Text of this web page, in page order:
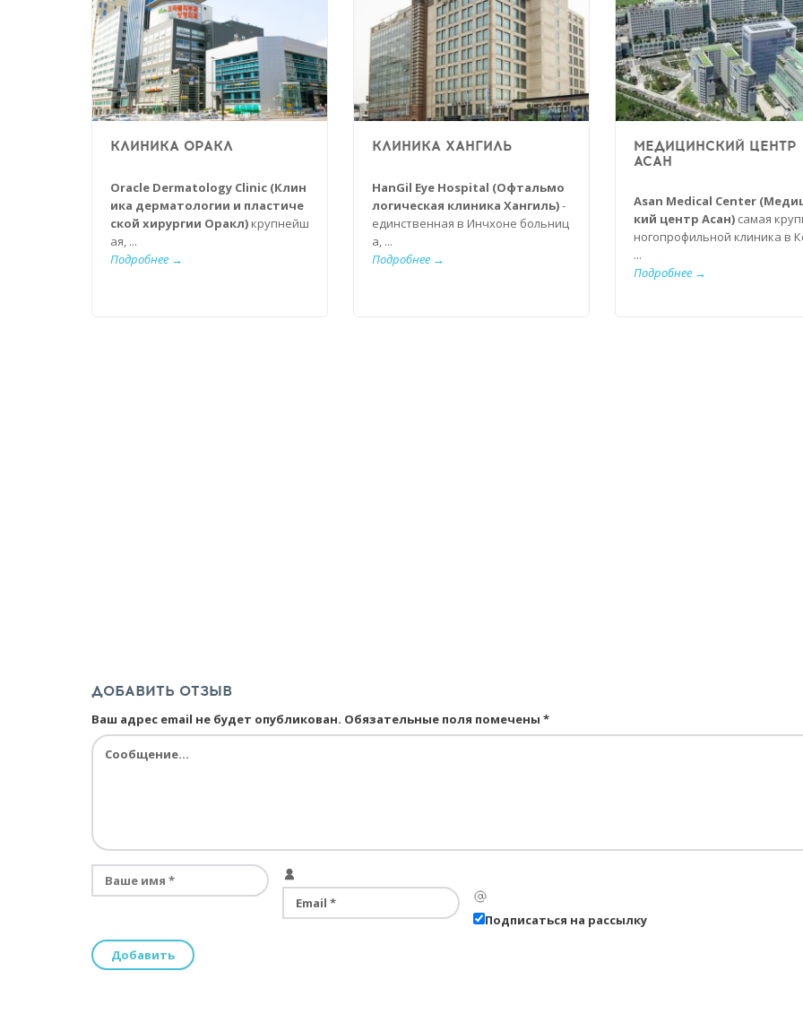
КЛИНИКА ОРАКЛ
Oracle Dermatology Clinic (Клин
ика дерматологии и пластиче
ской хирургии Оракл) крупнейш
ая, ...
Подробнее →
КЛИНИКА ХАНГИЛЬ
HanGil Eye Hospital (Офтальмо
логическая клиника Хангиль)-
единственная в Инчхоне больниц
а, ...
Подробнее →
МЕДИЦИНСКИЙ ЦЕНТР
АСАН
Asan Medical Center
кий центр Асан) самая
ногопрофильной клиника в
...
Подробнее →
ДОБАВИТЬ ОТЗЫВ
Ваш адрес email не будет опубликован. Обязательные поля помечены *
Подписаться на рассылку